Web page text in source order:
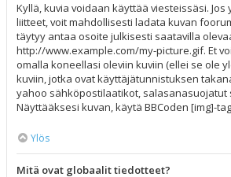
Kyllä, kuvia voidaan käyttää viesteissäsi.
liitteet, voit mahdollisesti ladata kuvan
täytyy antaa osoite julkisesti saatavilla
http://www.example.com/my-picture.gif. Et
omalla koneellasi oleviin kuviin (ellei se ole
kuviin, jotka ovat käyttäjätunnistuksen
yahoo sähköpostilaatikot, salasanasuojatut
Näyttääksesi kuvan, käytä BBCoden [img]-
Ylös
Mitä ovat globaalit tiedotteet?